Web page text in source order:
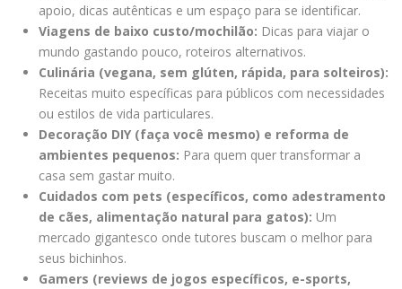
apoio, dicas autênticas e um espaço para se identificar.
Viagens de baixo custo/mochilão: Dicas para viajar o
mundo gastando pouco, roteiros alternativos.
Culinária (vegana, sem glúten, rápida, para solteiros):
Receitas muito específicas para públicos com necessidades
ou estilos de vida particulares.
Decoração DIY (faça você mesmo) e reforma de
ambientes pequenos: Para quem quer transformar a
casa sem gastar muito.
Cuidados com pets (específicos, como adestramento
de cães, alimentação natural para gatos): Um
mercado gigantesco onde tutores buscam o melhor para
seus bichinhos.
Gamers (reviews de jogos específicos, e-sports,